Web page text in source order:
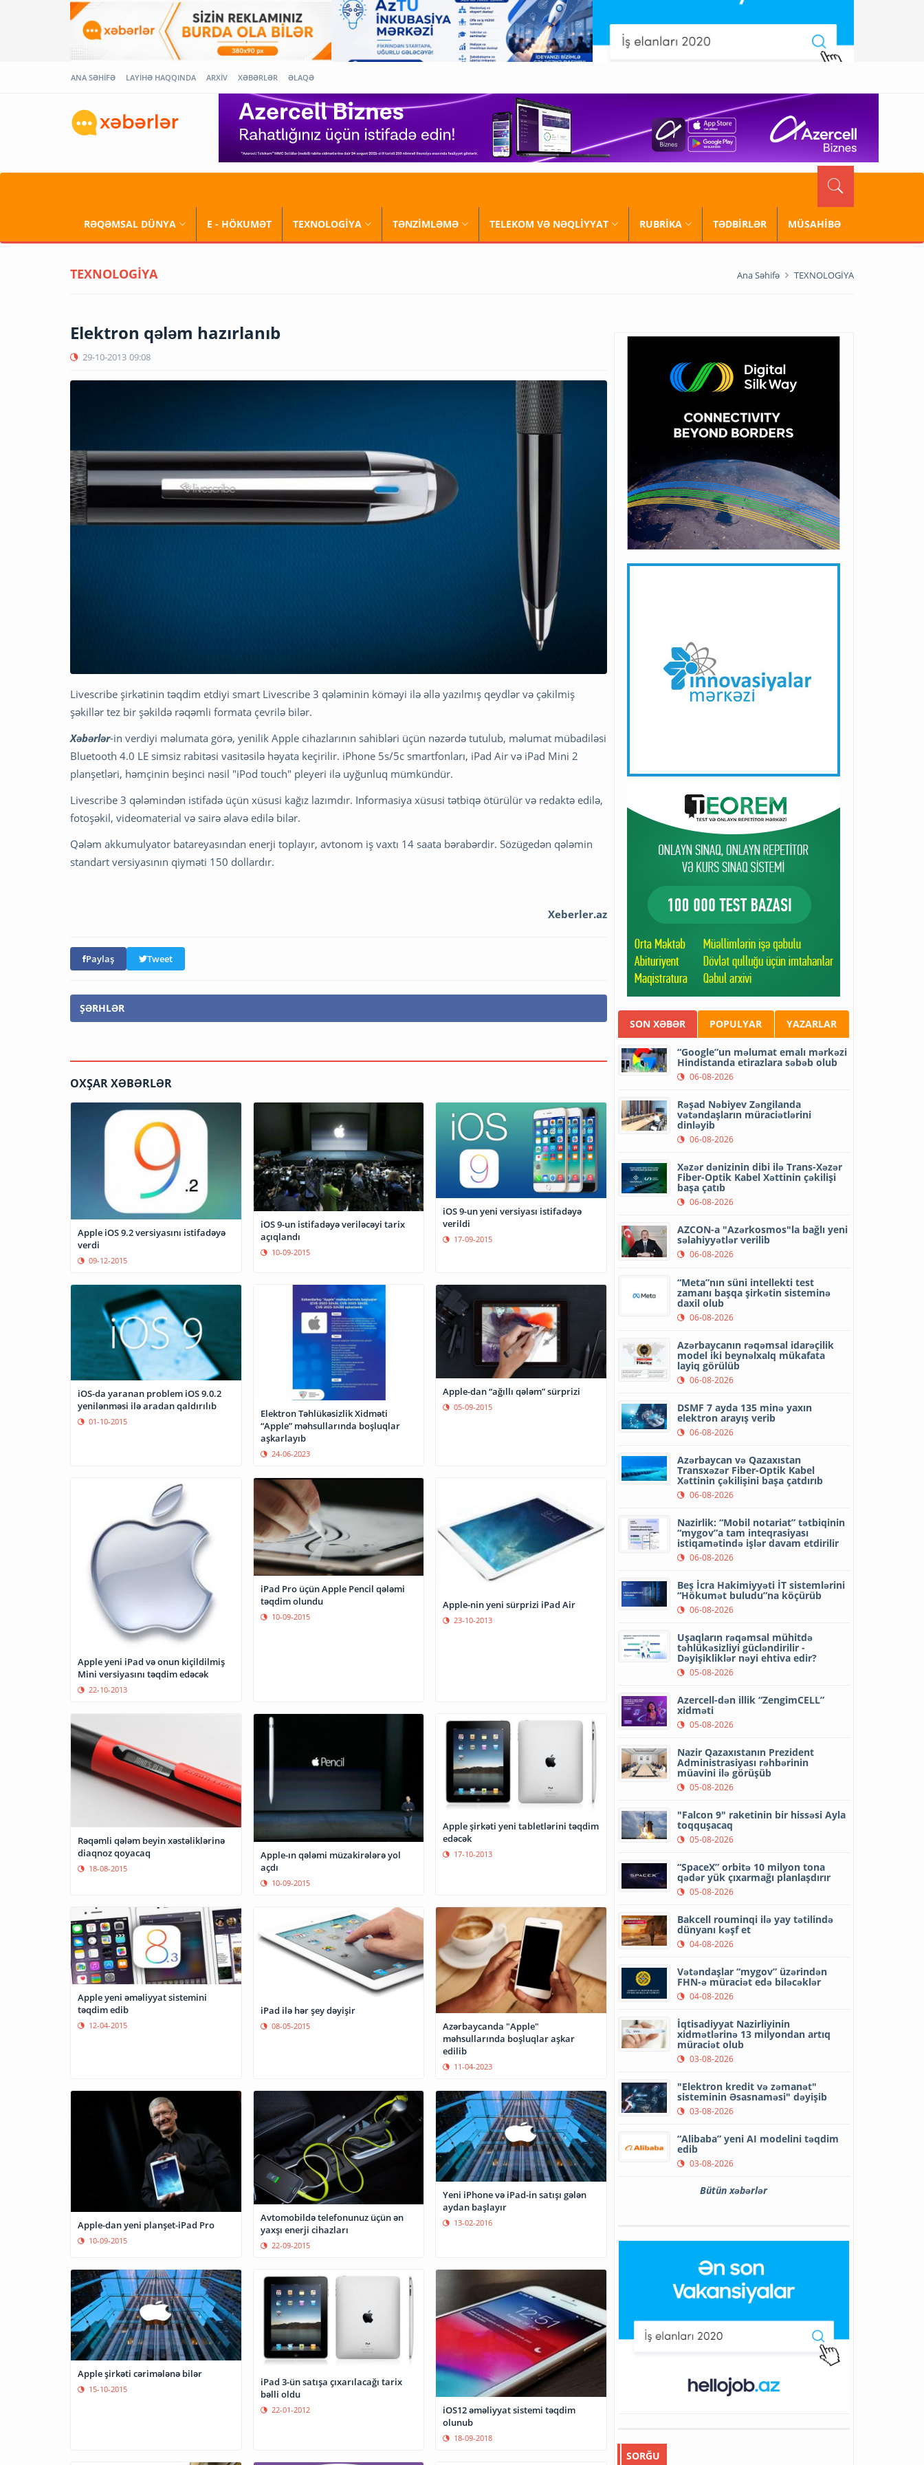
ANA SƏHİFƏ LAYİHƏ HAQQINDA ARXİV XƏBƏRLƏR ƏLAQƏ
RƏQƏMSAL DÜNYA E - HÖKUMƏT TEXNOLOGİYA TƏNZİMLƏMƏ TELEKOM VƏ NƏQLİYYAT RUBRİKA TƏDBİRLƏR MÜSAHİBƏ
TEXNOLOGİYA Ana Səhifə TEXNOLOGİYA
Elektron qələm hazırlanıb
29-10-2013 09:08
Livescribe şirkətinin təqdim etdiyi smart Livescribe 3 qələminin köməyi ilə əllə yazılmış qeydlər və çəkilmiş
şəkillər tez bir şəkildə rəqəmli formata çevrilə bilər.
Xəbərlər-in verdiyi məlumata görə, yenilik Apple cihazlarının sahibləri üçün nəzərdə tutulub, məlumat mübadiləsi
Bluetooth 4.0 LE simsiz rabitəsi vasitəsilə həyata keçirilir. iPhone 5s/5c smartfonları, iPad Air və iPad Mini 2
planşetləri, həmçinin beşinci nəsil "iPod touch" pleyeri ilə uyğunluq mümkündür.
Livescribe 3 qələmindən istifadə üçün xüsusi kağız lazımdır. Informasiya xüsusi tətbiqə ötürülür və redaktə edilə,
fotoşəkil, videomaterial və sairə əlavə edilə bilər.
Qələm akkumulyator batareyasından enerji toplayır, avtonom iş vaxtı 14 saata bərabərdir. Sözügedən qələmin
standart versiyasının qiyməti 150 dollardır.
Xeberler.az
Paylaş Tweet
ŞƏRHLƏR
OXŞAR XƏBƏRLƏR
Apple iOS 9.2 versiyasını istifadəyə
verdi
09-12-2015
iOS 9-un istifadəyə veriləcəyi tarix
açıqlandı
10-09-2015
iOS 9-un yeni versiyası istifadəyə
verildi
17-09-2015
iOS-da yaranan problem iOS 9.0.2
yenilənməsi ilə aradan qaldırılıb
01-10-2015
Elektron Təhlükəsizlik Xidməti
“Apple” məhsullarında boşluqlar
aşkarlayıb
24-06-2023
Apple-dan “ağıllı qələm” sürprizi
05-09-2015
Apple yeni iPad və onun kiçildilmiş
Mini versiyasını təqdim edəcək
22-10-2013
iPad Pro üçün Apple Pencil qələmi
təqdim olundu
10-09-2015
Apple-nin yeni sürprizi iPad Air
23-10-2013
Rəqəmli qələm beyin xəstəliklərinə
diaqnoz qoyacaq
18-08-2015
Apple-ın qələmi müzakirələrə yol
açdı
10-09-2015
Apple şirkəti yeni tabletlərini təqdim
edəcək
17-10-2013
Apple yeni əməliyyat sistemini
təqdim edib
12-04-2015
iPad ilə hər şey dəyişir
08-05-2015
Azərbaycanda "Apple"
məhsullarında boşluqlar aşkar
edilib
11-04-2023
Apple-dan yeni planşet-iPad Pro
10-09-2015
Avtomobildə telefonunuz üçün ən
yaxşı enerji cihazları
22-09-2015
Yeni iPhone və iPad-in satışı gələn
aydan başlayır
13-02-2016
Apple şirkəti cərimələnə bilər
15-10-2015
iPad 3-ün satışa çıxarılacağı tarix
bəlli oldu
22-01-2012
iOS12 əməliyyat sistemi təqdim
olunub
18-09-2018
SON XƏBƏR POPULYAR YAZARLAR
“Google”un məlumat emalı mərkəzi
Hindistanda etirazlara səbəb olub
06-08-2026
Rəşad Nəbiyev Zəngilanda
vətəndaşların müraciətlərini
dinləyib
06-08-2026
Xəzər dənizinin dibi ilə Trans-Xəzər
Fiber-Optik Kabel Xəttinin çəkilişi
başa çatıb
06-08-2026
AZCON-a "Azərkosmos"la bağlı yeni
səlahiyyətlər verilib
06-08-2026
“Meta”nın süni intellekti test
zamanı başqa şirkətin sisteminə
daxil olub
06-08-2026
Azərbaycanın rəqəmsal idarəçilik
model iki beynəlxalq mükafata
layiq görülüb
06-08-2026
DSMF 7 ayda 135 minə yaxın
elektron arayış verib
06-08-2026
Azərbaycan və Qazaxıstan
Transxəzər Fiber-Optik Kabel
Xəttinin çəkilişini başa çatdırıb
06-08-2026
Nazirlik: “Mobil notariat” tətbiqinin
“mygov”a tam inteqrasiyası
istiqamətində işlər davam etdirilir
06-08-2026
Beş İcra Hakimiyyəti İT sistemlərini
“Hökumət buludu”na köçürüb
06-08-2026
Uşaqların rəqəmsal mühitdə
təhlükəsizliyi gücləndirilir -
Dəyişikliklər nəyi ehtiva edir?
05-08-2026
Azercell-dən illik “ZengimCELL”
xidməti
05-08-2026
Nazir Qazaxıstanın Prezident
Administrasiyası rəhbərinin
müavini ilə görüşüb
05-08-2026
"Falcon 9" raketinin bir hissəsi Ayla
toqquşacaq
05-08-2026
“SpaceX” orbitə 10 milyon tona
qədər yük çıxarmağı planlaşdırır
05-08-2026
Bakcell rouminqi ilə yay tətilində
dünyanı kəşf et
04-08-2026
Vətəndaşlar “mygov” üzərindən
FHN-ə müraciət edə biləcəklər
04-08-2026
İqtisadiyyat Nazirliyinin
xidmətlərinə 13 milyondan artıq
müraciət olub
03-08-2026
"Elektron kredit və zəmanət"
sisteminin Əsasnaməsi" dəyişib
03-08-2026
“Alibaba” yeni AI modelini təqdim
edib
03-08-2026
Bütün xəbərlər
SORĞU